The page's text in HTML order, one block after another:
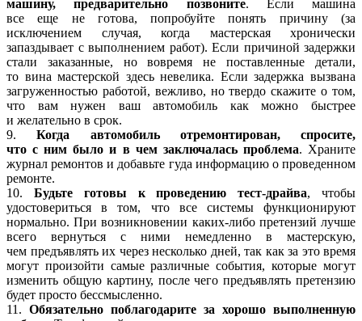
машину, предварительно позвоните. Если машина
все еще не готова, попробуйте понять причину
(за
исключением случая, когда мастерская хронически
запаздывает с выполнением работ). Если причиной задержки
стали заказанные, но вовремя не поставленные детали,
то вина мастерской здесь невелика. Если задержка вызвана
загруженностью работой, вежливо, но твердо скажите о том,
что вам нужен ваш автомобиль как можно быстрее
и желательно в срок.
9.Когда автомобиль отремонтирован, спросите,
что с ним было и в чем заключалась проблема. Храните
журнал ремонтов и добавьте гуда информацию о проведенном
ремонте.
10. Будьте готовы к проведению тест-драйва, чтобы
удостовериться в том, что все системы функционируют
нормально. При возникновении каких-либо претензий лучше
всего вернуться с ними немедленно в мастерскую,
чем предъявлять их через несколько дней, так как за это время
могут произойти самые различные события, которые могут
изменить общую картину, после чего предъявлять претензию
будет просто бессмысленно.
11. Обязательно поблагодарите за хорошо выполненную